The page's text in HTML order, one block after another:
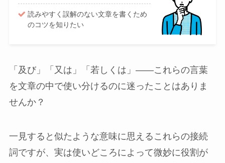
読みやすく誤解のない文章を書くため
のコツを知りたい
「及び」「又は」「若しくは」——これらの言葉
を文章の中で使い分けるのに迷ったことはありま
せんか？
一見すると似たような意味に思えるこれらの接続
詞ですが、実は使いどころによって微妙に役割が